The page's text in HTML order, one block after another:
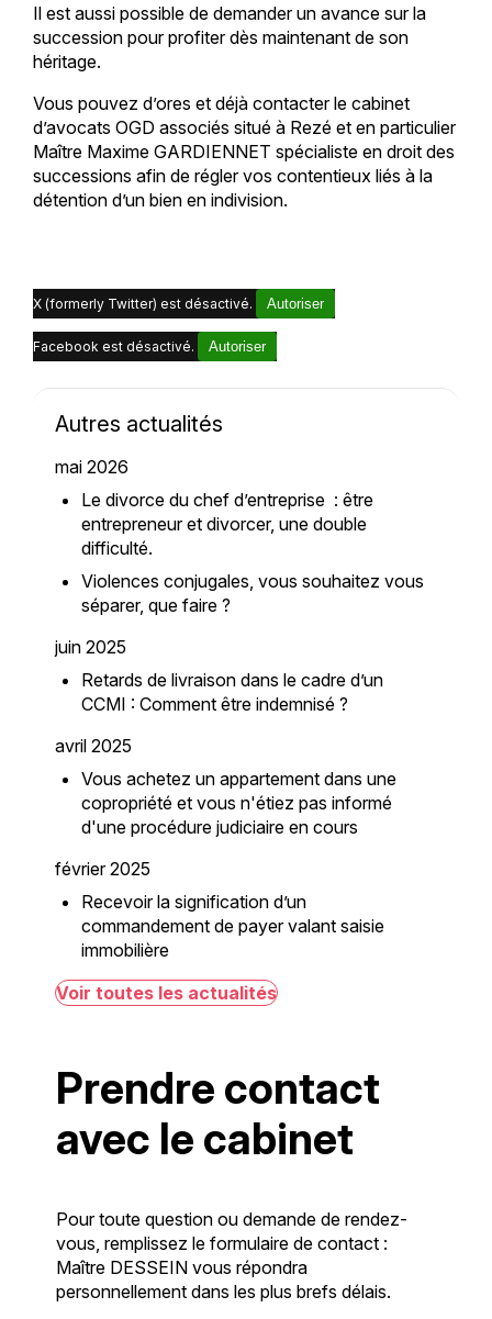
Il est aussi possible de demander un avance sur la
succession pour profiter dès maintenant de son
héritage.
Vous pouvez d’ores et déjà contacter le cabinet
d’avocats OGD associés situé à Rezé et en particulier
Maître Maxime GARDIENNET spécialiste en droit des
successions afin de régler vos contentieux liés à la
détention d’un bien en indivision.
X (formerly Twitter) est désactivé. Autoriser
Facebook est désactivé. Autoriser
Autres actualités
mai 2026
Le divorce du chef d’entreprise : être
entrepreneur et divorcer, une double
difficulté.
Violences conjugales, vous souhaitez vous
séparer, que faire ?
juin 2025
Retards de livraison dans le cadre d’un
CCMI : Comment être indemnisé ?
avril 2025
Vous achetez un appartement dans une
copropriété et vous n'étiez pas informé
d'une procédure judiciaire en cours
février 2025
Recevoir la signification d’un
commandement de payer valant saisie
immobilière
Voir toutes les actualités
Prendre contact
avec le cabinet
Pour toute question ou demande de rendez-
vous, remplissez le formulaire de contact :
Maître DESSEIN vous répondra
personnellement dans les plus brefs délais.